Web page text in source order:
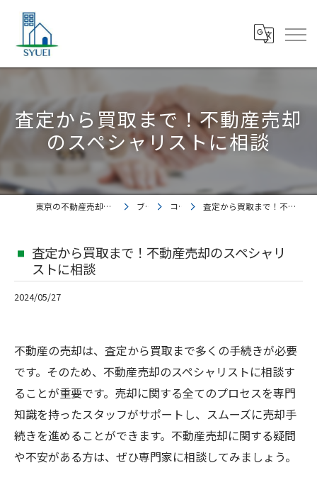
査定から買取まで！不動産売却
のスペシャリストに相談
東京の不動産売却なら株式会社集英都市開発 ブログ コラム 査定から買取まで！不動産売却のスペシャリストに相談
査定から買取まで！不動産売却のスペシャリ
ストに相談
2024/05/27
不動産の売却は、査定から買取まで多くの手続きが必要
です。そのため、不動産売却のスペシャリストに相談す
ることが重要です。売却に関する全てのプロセスを専門
知識を持ったスタッフがサポートし、スムーズに売却手
続きを進めることができます。不動産売却に関する疑問
や不安がある方は、ぜひ専門家に相談してみましょう。